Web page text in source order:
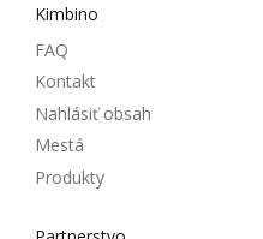
Kimbino
FAQ
Kontakt
Nahlásiť obsah
Mestá
Produkty